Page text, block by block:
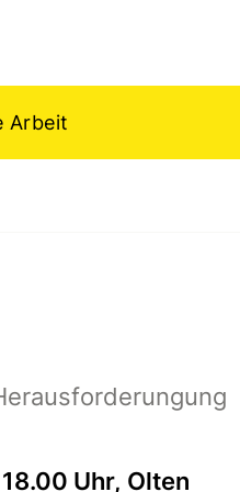
Arbeit
Uhr, Olten